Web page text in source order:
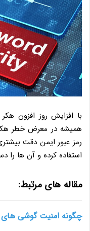
با افزایش روز افزون
همیشه در معرض خطر هک
رمز عبور ایمن دقت
استفاده کرده و آن ها را
مقاله های مرتبط:
چگونه امنیت گوشی های